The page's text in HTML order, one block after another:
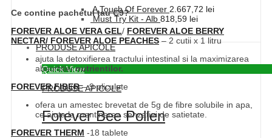
A Touch Of Forever 2.667,72 lei
Must Try Kit - Alb 818,59 lei
PRODUSE APICOLE
Quick View
PRODUSE APICOLE
Forever Bee Pollen
Ce contine pachetul tau C9?
FOREVER ALOE VERA GEL/ FOREVER ALOE BERRY
NECTAR/ FOREVER ALOE PEACHES – 2 cutii x 1 litru
ajuta la detoxifierea tractului intestinal si la maximizarea
absorbtieinutrientilor.
FOREVER FIBER– 9 pliculete
ofera un amestec brevetat de 5g de fibre solubile in apa,
ce ajuta la mentinerea senzatiei de satietate.
FOREVER THERM -18 tablete